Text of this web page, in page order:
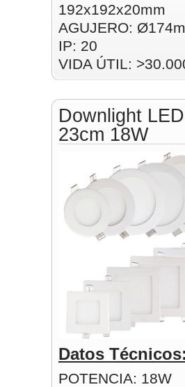
192x192x20mm
AGUJERO:
IP: 20
VIDA ÚTIL:
Downlight
23cm 18W
Datos
POTENCIA: 18W